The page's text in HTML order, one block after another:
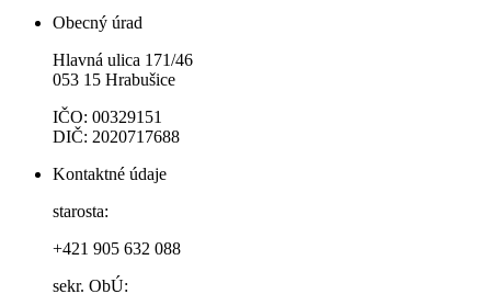
Obecný úrad
Hlavná ulica 171/46
053 15 Hrabušice
IČO: 00329151
DIČ: 2020717688
Kontaktné údaje
starosta:
+421 905 632 088
sekr. ObÚ: